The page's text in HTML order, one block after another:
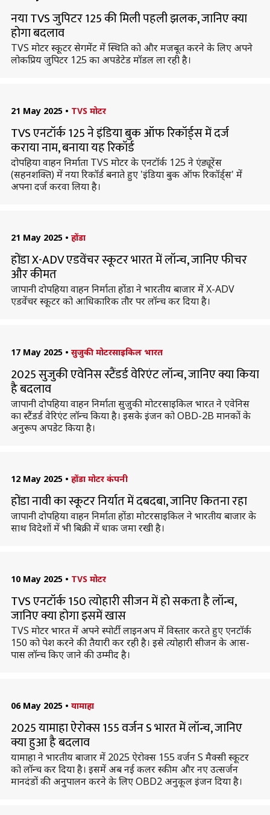
नया TVS जुपिटर 125 की मिली पहली झलक, जानिए क्या
होगा बदलाव
TVS मोटर स्कूटर सेगमेंट में स्थिति को और मजबूत करने के लिए अपने
लोकप्रिय जुपिटर 125 का अपडेटेड मॉडल ला रही है।
21 May 2025 • TVS मोटर
TVS एनटॉर्क 125 ने इंडिया बुक ऑफ रिकॉर्ड्स में दर्ज
कराया नाम, बनाया यह रिकॉर्ड
दोपहिया वाहन निर्माता TVS मोटर के एनटॉर्क 125 ने एंड्यूरेंस
(सहनशक्ति) में नया रिकॉर्ड बनाते हुए 'इंडिया बुक ऑफ रिकॉर्ड्स' में
अपना दर्ज करवा लिया है।
21 May 2025 • होंडा
होंडा X-ADV एडवेंचर स्कूटर भारत में लॉन्च, जानिए फीचर
और कीमत
जापानी दोपहिया वाहन निर्माता होंडा ने भारतीय बाजार में X-ADV
एडवेंचर स्कूटर को आधिकारिक तौर पर लॉन्च कर दिया है।
17 May 2025 • सुजुकी मोटरसाइकिल भारत
2025 सुजुकी एवेनिस स्टैंडर्ड वेरिएंट लॉन्च, जानिए क्या किया
है बदलाव
जापानी दोपहिया वाहन निर्माता सुजुकी मोटरसाइकिल भारत ने एवेनिस
का स्टैंडर्ड वेरिएंट लॉन्च किया है। इसके इंजन को OBD-2B मानकों के
अनुरूप अपडेट किया है।
12 May 2025 • होंडा मोटर कंपनी
होंडा नावी का स्कूटर निर्यात में दबदबा, जानिए कितना रहा
जापानी दोपहिया वाहन निर्माता होंडा मोटरसाइकिल ने भारतीय बाजार के
साथ विदेशों में भी बिक्री में धाक जमा रखी है।
10 May 2025 • TVS मोटर
TVS एनटॉर्क 150 त्योहारी सीजन में हो सकता है लॉन्च,
जानिए क्या होगा इसमें खास
TVS मोटर भारत में अपने स्पोर्टी लाइनअप में विस्तार करते हुए एनटाॅर्क
150 को पेश करने की तैयारी कर रही है। इसे त्योहारी सीजन के आस-
पास लॉन्च किए जाने की उम्मीद है।
06 May 2025 • यामाहा
2025 यामाहा ऐरोक्स 155 वर्जन S भारत में लॉन्च, जानिए
क्या हुआ है बदलाव
यामाहा ने भारतीय बाजार में 2025 ऐरोक्स 155 वर्जन S मैक्सी स्कूटर
को लॉन्च कर दिया है। इसमें अब नई कलर स्कीम और नए उत्सर्जन
मानदंडों की अनुपालन करने के लिए OBD2 अनुकूल इंजन दिया है।